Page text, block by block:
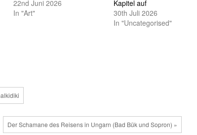
22nd Juni 2026
In "Art"
Kapitel auf
30th Juli 2026
In "Uncategorised"
Der Schamane des Reisens in Ungarn (Bad Bük und Sopron) »